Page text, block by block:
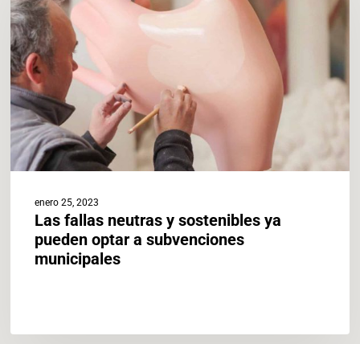
y
sostenibles
ya
pueden
optar
a
subvenciones
municipales
enero 25, 2023
Las fallas neutras y sostenibles ya
pueden optar a subvenciones
municipales